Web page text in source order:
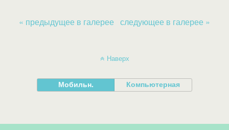
« предыдущее в галерее следующее в галерее »
Наверх
Мобильн. Компьютерная